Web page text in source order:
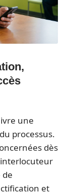
une
processus.
dès
interlocuteur
et